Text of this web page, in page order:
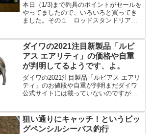
本日（1/3)まで釣具のポイントがセールを
やってましたので、いろいろと買ってき
ました。その１ ロッドスタンドリアル
ロッドスタンドは持っているのです
が、、ロッドが増えすぎ...
ダイワの2021注目新製品「ルビ
アス エアリティ」の価格や自重
が判明してるようです、よ。
ダイワの2021注目製品「ルビアス エアリ
ティ」のお値段や自重が判明まだダイワ
公式サイトには載っていないのですが、
したので、ご紹介です。簡単に今の所分
かっている所で言...
狙い通りにキャッチ！というビッ
グペンシルシーバス釣行